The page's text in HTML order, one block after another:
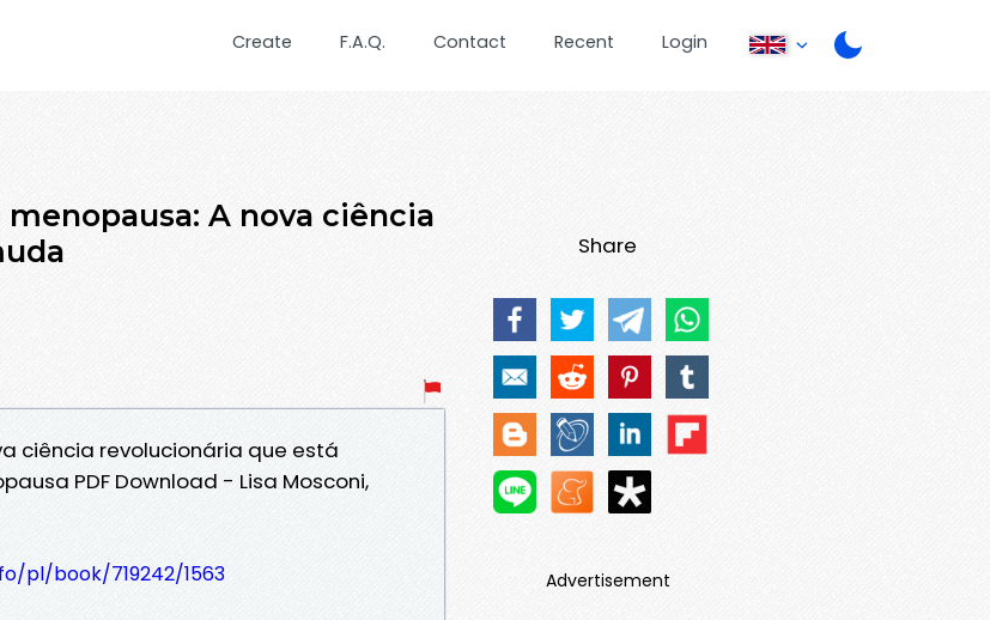
Create F.A.Q. Contact Recent Login
A nova ciência
ciência revolucionária que está
PDF Download - Lisa Mosconi,
pl/book/719242/1563
Share
Advertisement